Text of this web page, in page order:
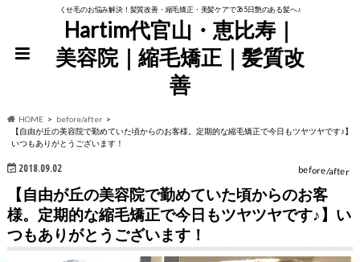
くせ毛のお悩み解決！髪質改善・縮毛矯正・美髪ケアで365日艶のある髪へ♪
Hartim代官山・恵比寿｜
美容院｜縮毛矯正｜髪質改
善
HOME
before/after
【自由が丘の美容院で勤めていた頃からのお客様。定期的な縮毛矯正で今日もツヤツヤです♪】
いつもありがとうございます！
2018.09.02 before/after
【自由が丘の美容院で勤めていた頃からのお客
様。定期的な縮毛矯正で今日もツヤツヤです♪】い
つもありがとうございます！